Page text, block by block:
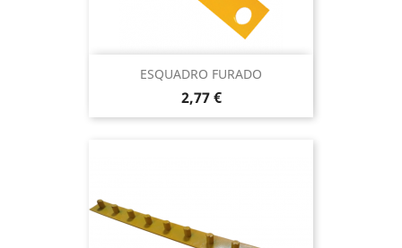
ESQUADRO FURADO
Preço
2,77 €